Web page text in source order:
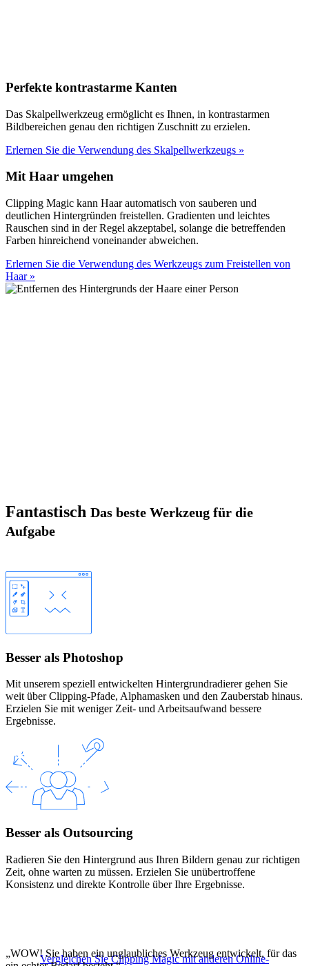
Perfekte kontrastarme Kanten
Das Skalpellwerkzeug ermöglicht es Ihnen, in kontrastarmen
Bildbereichen genau den richtigen Zuschnitt zu erzielen.
Erlernen Sie die Verwendung des Skalpellwerkzeugs »
Mit Haar umgehen
Clipping Magic kann Haar automatisch von sauberen und
deutlichen Hintergründen freistellen. Gradienten und leichtes
Rauschen sind in der Regel akzeptabel, solange die betreffenden
Farben hinreichend voneinander abweichen.
Erlernen Sie die Verwendung des Werkzeugs zum Freistellen von
Haar »
Fantastisch Das beste Werkzeug für die
Aufgabe
Besser als Photoshop
Mit unserem speziell entwickelten Hintergrundradierer gehen Sie
weit über Clipping-Pfade, Alphamasken und den Zauberstab hinaus.
Erzielen Sie mit weniger Zeit- und Arbeitsaufwand bessere
Ergebnisse.
Besser als Outsourcing
Radieren Sie den Hintergrund aus Ihren Bildern genau zur richtigen
Zeit, ohne warten zu müssen. Erzielen Sie unübertroffene
Konsistenz und direkte Kontrolle über Ihre Ergebnisse.
Vergleichen Sie Clipping Magic mit anderen Online-
„WOW! Sie haben ein unglaubliches Werkzeug entwickelt, für das